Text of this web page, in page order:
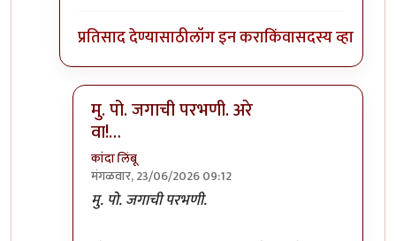
प्रतिसाद देण्यासाठीलॉग इन कराकिंवासदस्य व्हा
मु. पो. जगाची परभणी. अरे
वा!…
कांदा लिंबू
मंगळवार, 23/06/2026 09:12
In reply toजवळच की शेंगेनात
मु. पो. जगाची परभणी.